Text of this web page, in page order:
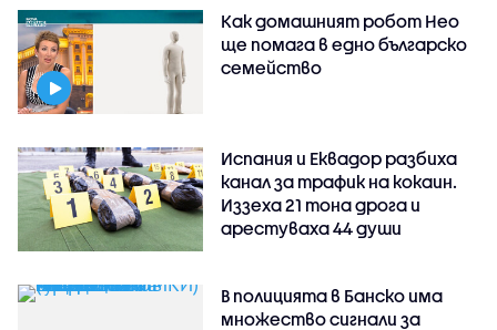
Как домашният робот Нео
ще помага в едно българско
семейство
Испания и Еквадор разбиха
канал за трафик на кокаин.
Иззеха 21 тона дрога и
арестуваха 44 души
В полицията в Банско има
множество сигнали за